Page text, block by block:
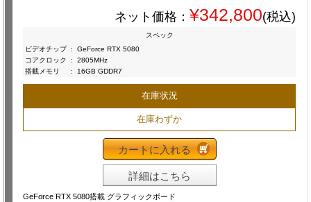
ネット価格： ¥342,800(税込)
スペック
ビデオチップ :
GeForce RTX 5080
コアクロック
:
2805MHz
搭載メモリ
: 16GB GDDR7
在庫状況
在庫わずか
カートに入れる
詳細はこちら
GeForce RTX 5080搭載 グラフィックボード